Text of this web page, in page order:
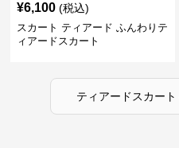
¥6,100 (税込)
スカート ティアード ふんわりテ
ィアードスカート
ティアードスカート